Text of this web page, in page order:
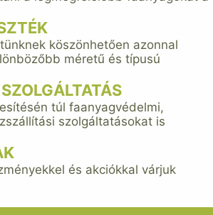
köszönhetően azonnal
méretű és típusú
túl faanyagvédelmi,
szolgáltatásokat is
és akciókkal várjuk